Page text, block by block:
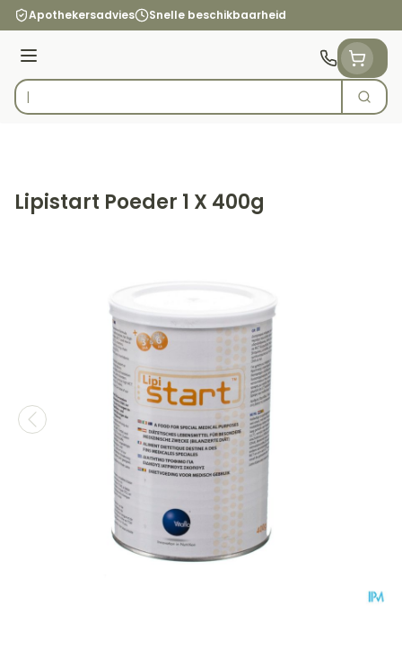
Ga naar de inhoud
Apothekersadvies Snelle beschikbaarheid
Menu
Product, merk, categorie...
Zoek
Lipistart Poeder 1 X 400g